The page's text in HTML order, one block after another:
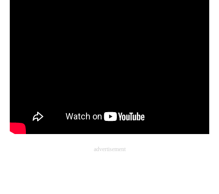
ITエンジニア向け専門サイト
advertisement